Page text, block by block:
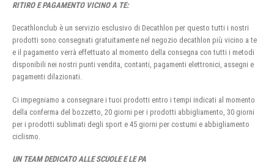
RITIRO E PAGAMENTO VICINO A TE:
Decathlonclub è un servizio esclusivo di Decathlon per questo tutti i nostri
prodotti sono consegnati gratuitamente nel negozio decathlon più vicino a te
e il pagamento verrà effettuato al momento della consegna con tutti i metodi
disponibili nei nostri punti vendita, contanti, pagamenti elettronici, assegni e
pagamenti dilazionati.
Ci impegniamo a consegnare i tuoi prodotti entro i tempi indicati al momento
della conferma del bozzetto, 20 giorni per i prodotti abbigliamento, 30 giorni
per i prodotti sublimati degli sport e 45 giorni per costumi e abbigliamento
ciclismo.
UN TEAM DEDICATO ALLE SCUOLE E LE PA